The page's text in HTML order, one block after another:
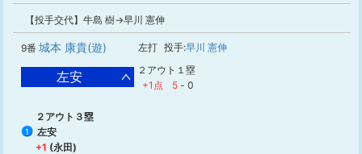
【投手交代】牛島 樹→早川 憲伸
9番 城本 康貴(遊) 左打 投手:早川 憲伸
左安
２アウト１塁
+1点
5 - 0
２アウト３塁
1
左安
+1 (永田)